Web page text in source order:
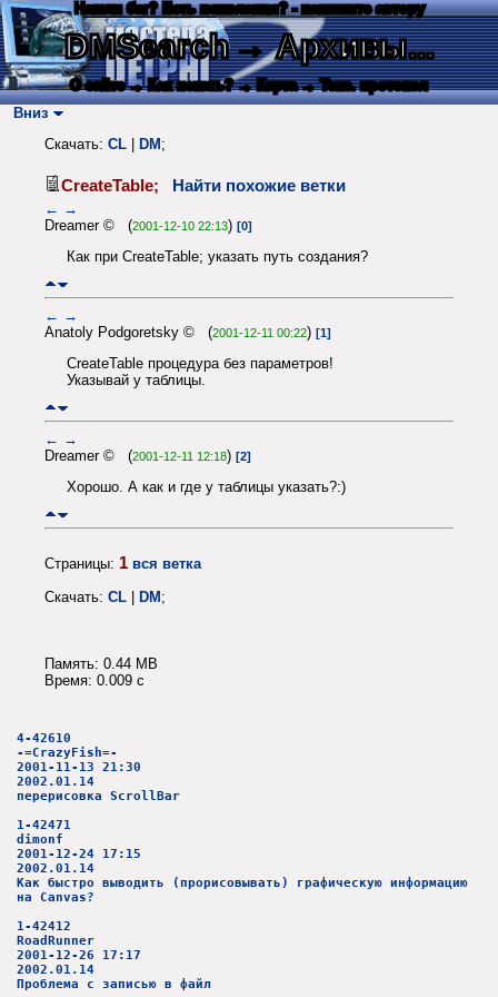
Нашли баг? Есть пожелания? - напишите автору
DMSearch→ Архивы...
О сайте → Как искать? → Карта → Текс. протокол
Вниз
Скачать: CL DM ;
CreateTable; Найти похожие ветки
← →
Dreamer © (2001-12-10 22:13) [0]
Как при CreateTable; указать путь создания?
← →
Anatoly Podgoretsky © (2001-12-11 00:22) [1]
CreateTable процедура без параметров!
Указывай у таблицы.
← →
Dreamer © (2001-12-11 12:18) [2]
Хорошо. А как и где у таблицы указать?:)
Страницы: 1 вся ветка
Скачать: CL | DM;
Память: 0.44 MB
Время: 0.009 c
4-42610
-=CrazyFish=-
2001-11-13 21:30
2002.01.14
перерисовка ScrollBar
1-42471
dimonf
2001-12-24 17:15
2002.01.14
Как быстро выводить (прорисовывать) графическую информацию
на Canvas?
1-42412
RoadRunner
2001-12-26 17:17
2002.01.14
Проблема с записью в файл